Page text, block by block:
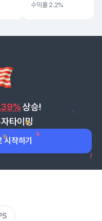
수익률 2.2%
상승!
타이밍
시작하기